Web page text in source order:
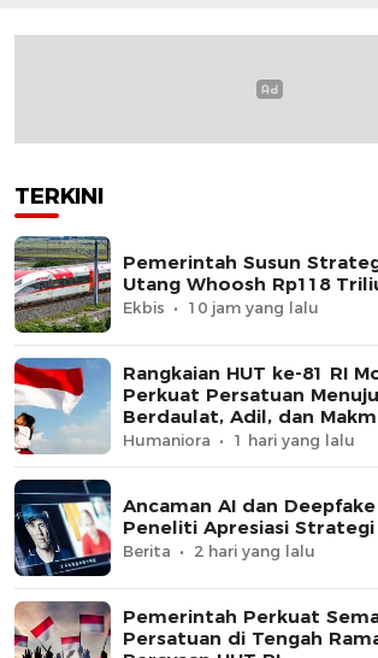
TERKINI
Pemerintah Susun
Utang Whoosh Rp118
Ekbis 10 jam yang lalu
Rangkaian HUT ke-81 RI
Perkuat Persatuan
Berdaulat, Adil, dan
Humaniora 1 hari yang lalu
Ancaman AI dan
Peneliti Apresiasi
Berita 2 hari yang lalu
Pemerintah Perkuat
Persatuan di Tengah